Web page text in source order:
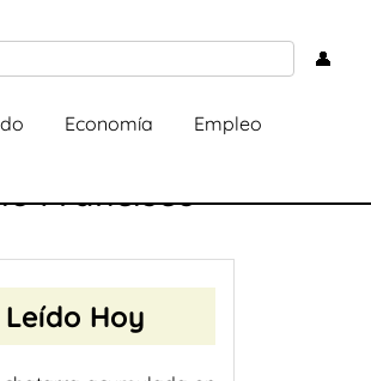
👤
Economía Empleo
Francisco
Hoy